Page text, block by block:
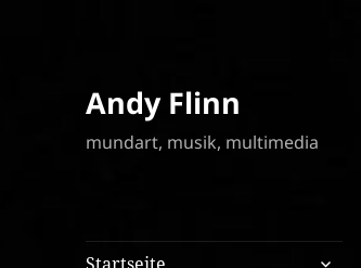
Andy Flinn
mundart, musik, multimedia
expand